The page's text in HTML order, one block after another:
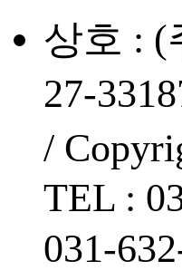
상호 : (
27-
/
TEL :
031-